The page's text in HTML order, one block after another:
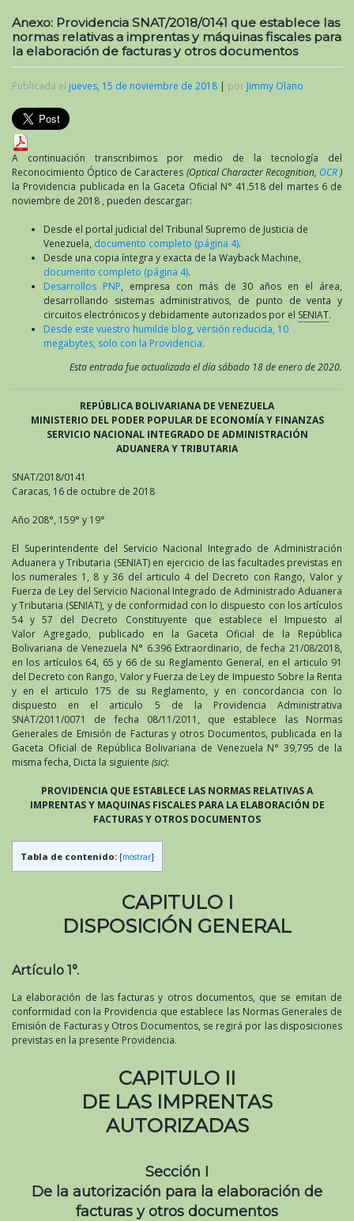
Anexo: Providencia SNAT/2018/0141 que establece las
normas relativas a imprentas y máquinas fiscales para
la elaboración de facturas y otros documentos
Publicada el jueves, 15 de noviembre de 2018 | por Jimmy Olano
A continuación transcribimos por medio de la tecnología del
Reconocimiento Óptico de Caracteres (Optical Character Recognition, OCR)
la Providencia publicada en la Gaceta Oficial N° 41.518 del martes 6 de
noviembre de 2018 , pueden descargar:
Desde el portal judicial del Tribunal Supremo de Justicia de
Venezuela, documento completo (página 4).
Desde una copia íntegra y exacta de la Wayback Machine,
documento completo (página 4).
Desarrollos PNP, empresa con más de 30 años en el área,
desarrollando sistemas administrativos, de punto de venta y
circuitos electrónicos y debidamente autorizados por el SENIAT.
Desde este vuestro humilde blog, versión reducida, 10
megabytes, solo con la Providencia.
Esta entrada fue actualizada el día sábado 18 de enero de 2020.
REPÚBLICA BOLIVARIANA DE VENEZUELA
MINISTERIO DEL PODER POPULAR DE ECONOMÍA Y FINANZAS
SERVICIO NACIONAL INTEGRADO DE ADMINISTRACIÓN
ADUANERA Y TRIBUTARIA
SNAT/2018/0141
Caracas, 16 de octubre de 2018
Año 208°, 159° y 19°
El Superintendente del Servicio Nacional Integrado de Administración
Aduanera y Tributaria (SENIAT) en ejercicio de las facultades previstas en
los numerales 1, 8 y 36 del articulo 4 del Decreto con Rango, Valor y
Fuerza de Ley del Servicio Nacional Integrado de Administrado Aduanera
y Tributaria (SENIAT), y de conformidad con lo dispuesto con los artículos
54 y 57 del Decreto Constituyente que establece el Impuesto al
Valor Agregado, publicado en la Gaceta Oficial de la República
Bolivariana de Venezuela N° 6.396 Extraordinario, de fecha 21/08/2018,
en los artículos 64, 65 y 66 de su Reglamento General, en el articulo 91
del Decreto con Rango, Valor y Fuerza de Ley de Impuesto Sobre la Renta
y en el articulo 175 de su Reglamento, y en concordancia con lo
dispuesto en el articulo 5 de la Providencia Administrativa
SNAT/2011/0071 de fecha 08/11/2011, que establece las Normas
Generales de Emisión de Facturas y otros Documentos, publicada en la
Gaceta Oficial de República Bolivariana de Venezuela N° 39,795 de la
misma fecha, Dicta la siguiente (sic):
PROVIDENCIA QUE ESTABLECE LAS NORMAS RELATIVAS A
IMPRENTAS Y MAQUINAS FISCALES PARA LA ELABORACIÓN DE
FACTURAS Y OTROS DOCUMENTOS
Tabla de contenido: [mostrar]
CAPITULO I
DISPOSICIÓN GENERAL
Artículo 1°.
La elaboración de las facturas y otros documentos, que se emitan de
conformidad con la Providencia que establece las Normas Generales de
Emisión de Facturas y Otros Documentos, se regirá por las disposiciones
previstas en la presente Providencia.
CAPITULO II
DE LAS IMPRENTAS
AUTORIZADAS
Sección I
De la autorización para la elaboración de
facturas y otros documentos